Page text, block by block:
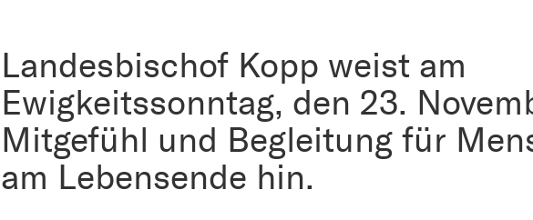
Landesbischof Kopp weist am
Ewigkeitssonntag, den 23.
Mitgefühl und Begleitung für
am Lebensende hin.